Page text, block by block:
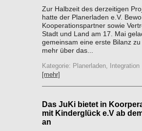
Zur Halbzeit des derzeitigen
hatte der Planerladen e.V.
Kooperationspartner sowie
Stadt und Land am 17. Mai
gemeinsam eine erste Bilanz
mehr über das...
Kategorie: Planerladen, Integration
[mehr]
Das JuKi bietet in
mit Kinderglück e.V ab
an